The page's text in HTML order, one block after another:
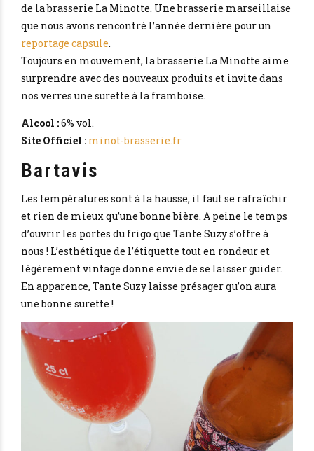
de la brasserie La Minotte. Une brasserie marseillaise
que nous avons rencontré l’année dernière pour un
reportage capsule.
Toujours en mouvement, la brasserie La Minotte aime
surprendre avec des nouveaux produits et invite dans
nos verres une surette à la framboise.
Alcool :6% vol.
Site Officiel : minot-brasserie.fr
Bartavis
Les températures sont à la hausse, il faut se rafraîchir
et rien de mieux qu’une bonne bière. A peine le temps
d’ouvrir les portes du frigo que Tante Suzy s’offre à
nous ! L’esthétique de l’étiquette tout en rondeur et
légèrement vintage donne envie de se laisser guider.
En apparence, Tante Suzy laisse présager qu’on aura
une bonne surette !